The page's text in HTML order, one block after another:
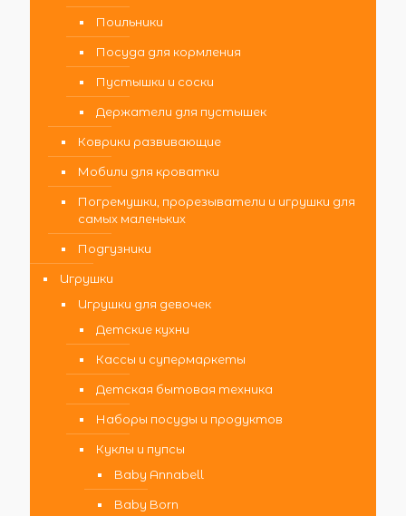
Поильники
Посуда для кормления
Пустышки и соски
Держатели для пустышек
Коврики развивающие
Мобили для кроватки
Погремушки, прорезыватели и игрушки для
самых маленьких
Подгузники
Игрушки
Игрушки для девочек
Детские кухни
Кассы и супермаркеты
Детская бытовая техника
Наборы посуды и продуктов
Куклы и пупсы
Baby Annabell
Baby Born